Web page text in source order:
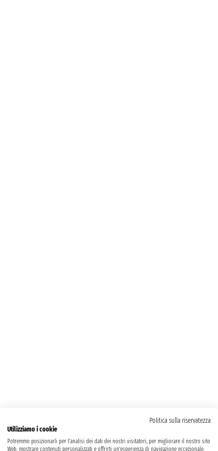
Politica sulla riservatezza
Utilizziamo i cookie
Potremmo posizionarli per l'analisi dei dati dei nostri visitatori, per migliorare il nostro sito
Web, mostrare contenuti personalizzati e offrirti un'esperienza di navigazione eccezionale.